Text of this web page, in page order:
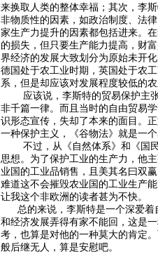
来换取人类的整体幸福；其次，李
非物质性的因素，如政治制度、法
家生产力提升的因素都包括进来。
的损失，但只要生产能力提高，财
界经济的发展大致划分为原始未开
德国处于农工业时期，英国处于农
系，但是却应该对发展程度较低的
应该说，李斯特的贸易保护主张
非千篇一律。而且当时的自由贸易
识形态宣传，失却了本来的面目。
一种保护主义，《谷物法》就是一
不过，从《自然体系》和《国民
思想。为了保护工业的生产力，他
业国的工业品销售，且美其名曰双
难道这不会摧毁农业国的工业生产
让我这个非欧洲的读者甚为不快。
总的来说，李斯特是一个深爱着
和经济发展弄得有家不能回，这是
考，也算是对他的一种莫大的肯定
般后继无人，算是安慰吧。